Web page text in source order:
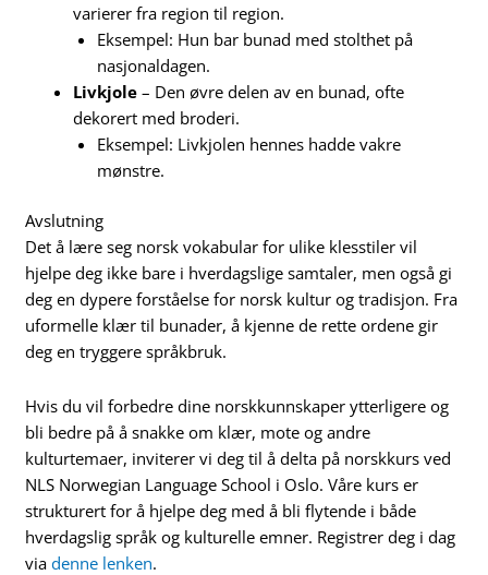
varierer fra region til region.
Eksempel: Hun bar bunad med stolthet på
nasjonaldagen.
Livkjole – Den øvre delen av en bunad, ofte
dekorert med broderi.
Eksempel: Livkjolen hennes hadde vakre
mønstre.
Avslutning
Det å lære seg norsk vokabular for ulike klesstiler vil
hjelpe deg ikke bare i hverdagslige samtaler, men også gi
deg en dypere forståelse for norsk kultur og tradisjon. Fra
uformelle klær til bunader, å kjenne de rette ordene gir
deg en tryggere språkbruk.
Hvis du vil forbedre dine norskkunnskaper ytterligere og
bli bedre på å snakke om klær, mote og andre
kulturtemaer, inviterer vi deg til å delta på norskkurs ved
NLS Norwegian Language School i Oslo. Våre kurs er
strukturert for å hjelpe deg med å bli flytende i både
hverdagslig språk og kulturelle emner. Registrer deg i dag
viadenne lenken.